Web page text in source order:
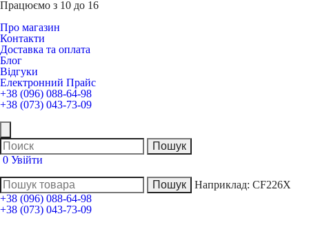
Працюємо з 10 до 16
Про магазин
Контакти
Доставка та оплата
Блог
Відгуки
Електронний Прайс
+38 (096) 088-64-98
+38 (073) 043-73-09
0 Увійти
Наприклад: CF226X
+38 (096) 088-64-98
+38 (073) 043-73-09